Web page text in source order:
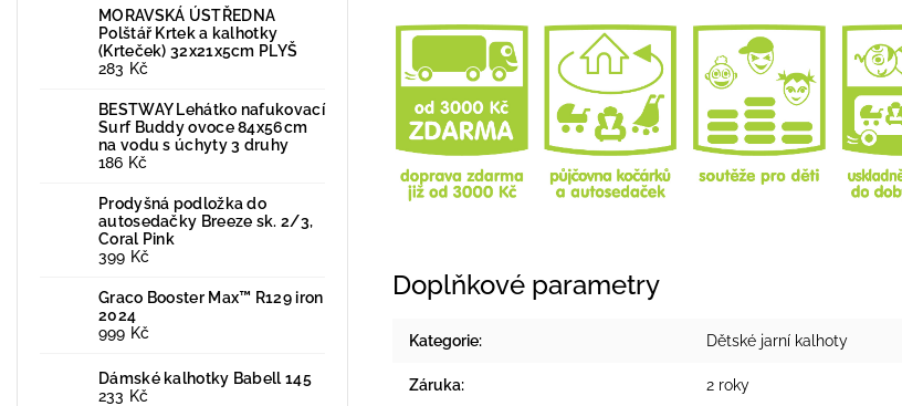
MORAVSKÁ ÚSTŘEDNA
Polštář Krtek a kalhotky
(Krteček) 32x21x5cm PLYŠ
283 Kč
BESTWAY Lehátko nafukovací
Surf Buddy ovoce 84x56cm
na vodu s úchyty 3 druhy
186 Kč
Prodyšná podložka do
autosedačky Breeze sk. 2/3,
Coral Pink
399 Kč
Graco Booster Max™ R129 iron
2024
999 Kč
Dámské kalhotky Babell 145
233 Kč
Doplňkové parametry
Kategorie: Dětské jarní kalhoty
Záruka: 2 roky